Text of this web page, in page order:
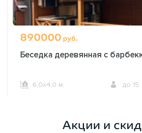
890000 руб.
Беседка деревянная с
6,0х4,0 м. до 15
Акции и